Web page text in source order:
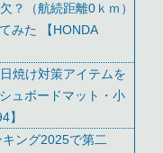
？（航続距離0ｋｍ）
みた 【HONDA
焼け対策アイテムを
ュボードマット・小
】
ング2025で第二